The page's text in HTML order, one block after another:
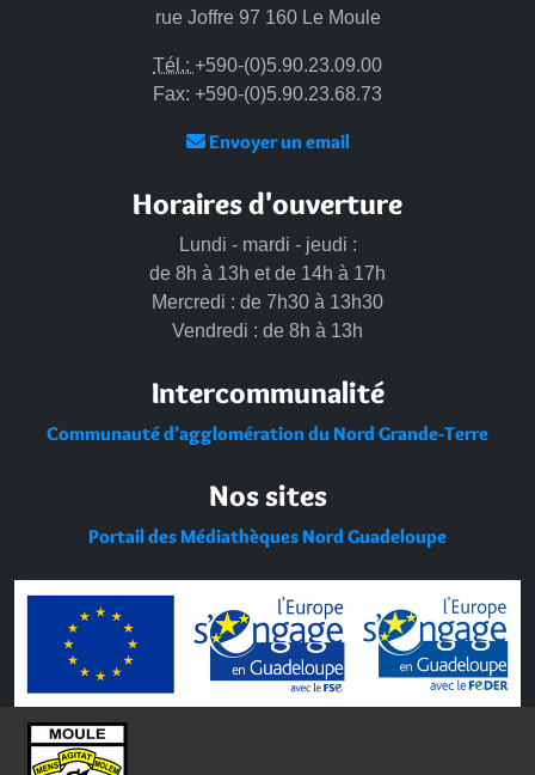
rue Joffre 97 160 Le Moule
Tél.: +590-(0)5.90.23.09.00
Fax: +590-(0)5.90.23.68.73
Envoyer un email
Horaires d'ouverture
Lundi - mardi - jeudi :
de 8h à 13h et de 14h à 17h
Mercredi : de 7h30 à 13h30
Vendredi : de 8h à 13h
Intercommunalité
Communauté d’agglomération du Nord Grande-Terre
Nos sites
Portail des Médiathèques Nord Guadeloupe